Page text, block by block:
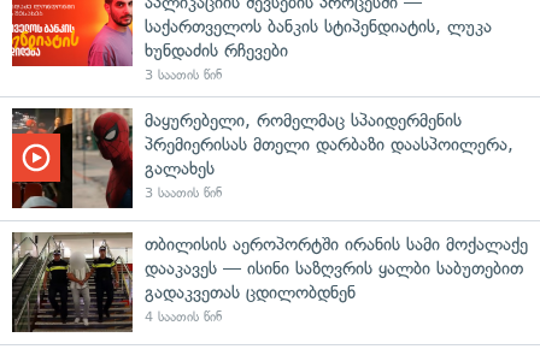
საქართველოს ბანკის სტიპენდიატის, ლუკა
ხუნდაძის რჩევები
3 საათის წინ
მაყურებელი, რომელმაც სპაიდერმენის
პრემიერისას მთელი დარბაზი დაასპოილერა,
გალახეს
3 საათის წინ
თბილისის აეროპორტში ირანის სამი მოქალაქე
დააკავეს — ისინი საზღვრის ყალბი საბუთებით
გადაკვეთას ცდილობდნენ
4 საათის წინ